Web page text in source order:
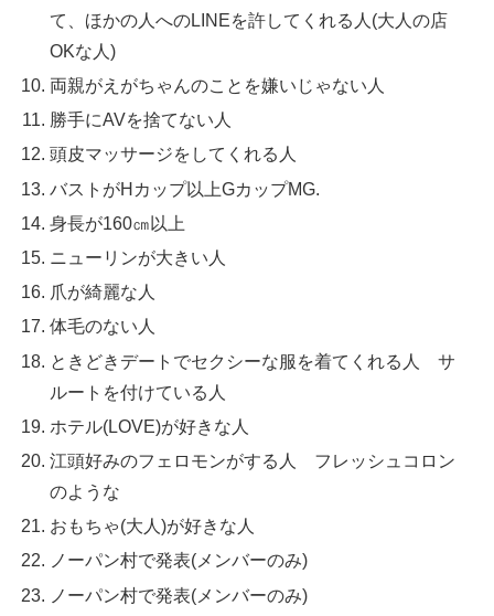
て、ほかの人へのLINEを許してくれる人(大人の店
OKな人)
両親がえがちゃんのことを嫌いじゃない人
勝手にAVを捨てない人
頭皮マッサージをしてくれる人
バストがHカップ以上GカップMG.
身長が160㎝以上
ニューリンが大きい人
爪が綺麗な人
体毛のない人
ときどきデートでセクシーな服を着てくれる人 サ
ルートを付けている人
ホテル(LOVE)が好きな人
江頭好みのフェロモンがする人 フレッシュコロン
のような
おもちゃ(大人)が好きな人
ノーパン村で発表(メンバーのみ)
ノーパン村で発表(メンバーのみ)